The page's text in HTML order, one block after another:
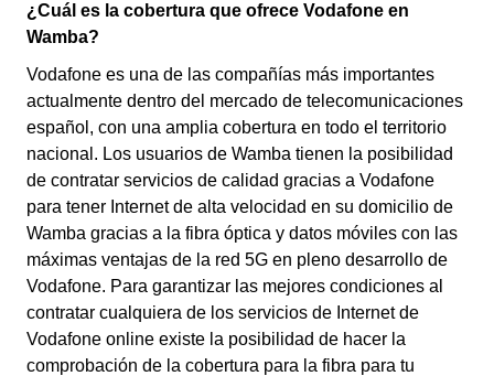
¿Cuál es la cobertura que ofrece Vodafone en
Wamba?
Vodafone es una de las compañías más importantes
actualmente dentro del mercado de telecomunicaciones
español, con una amplia cobertura en todo el territorio
nacional. Los usuarios de Wamba tienen la posibilidad
de contratar servicios de calidad gracias a Vodafone
para tener Internet de alta velocidad en su domicilio de
Wamba gracias a la fibra óptica y datos móviles con las
máximas ventajas de la red 5G en pleno desarrollo de
Vodafone. Para garantizar las mejores condiciones al
contratar cualquiera de los servicios de Internet de
Vodafone online existe la posibilidad de hacer la
comprobación de la cobertura para la fibra para tu